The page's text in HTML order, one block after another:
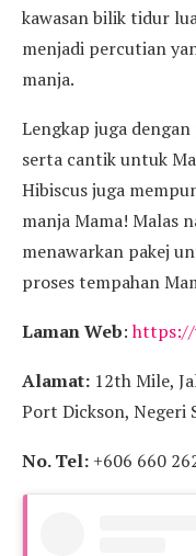
kawasan bilik tidur
menjadi percutian
manja.
Lengkap juga
serta cantik untuk
Hibiscus juga
manja Mama! Malas
menawarkan pakej
proses tempahan
Laman Web:https://
Alamat: 12th Mile,
Port Dickson, Negeri
No. Tel: +606 660